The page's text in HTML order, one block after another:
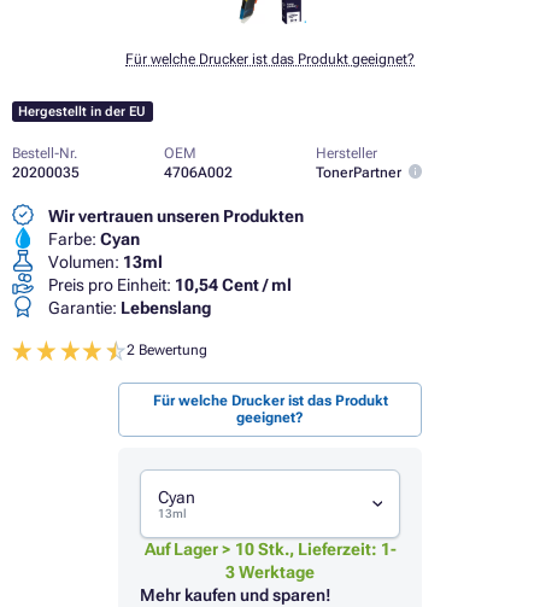
Für welche Drucker ist das Produkt geeignet?
Hergestellt in der EU
Bestell-Nr.
20200035
OEM
4706A002
Hersteller
TonerPartner
Wir vertrauen unseren Produkten
Farbe: Cyan
Volumen: 13ml
Preis pro Einheit: 10,54 Cent / ml
Garantie: Lebenslang
2 Bewertung
Für welche Drucker ist das Produkt
geeignet?
Cyan
13ml
Auf Lager > 10 Stk., Lieferzeit: 1-
3 Werktage
Mehr kaufen und sparen!